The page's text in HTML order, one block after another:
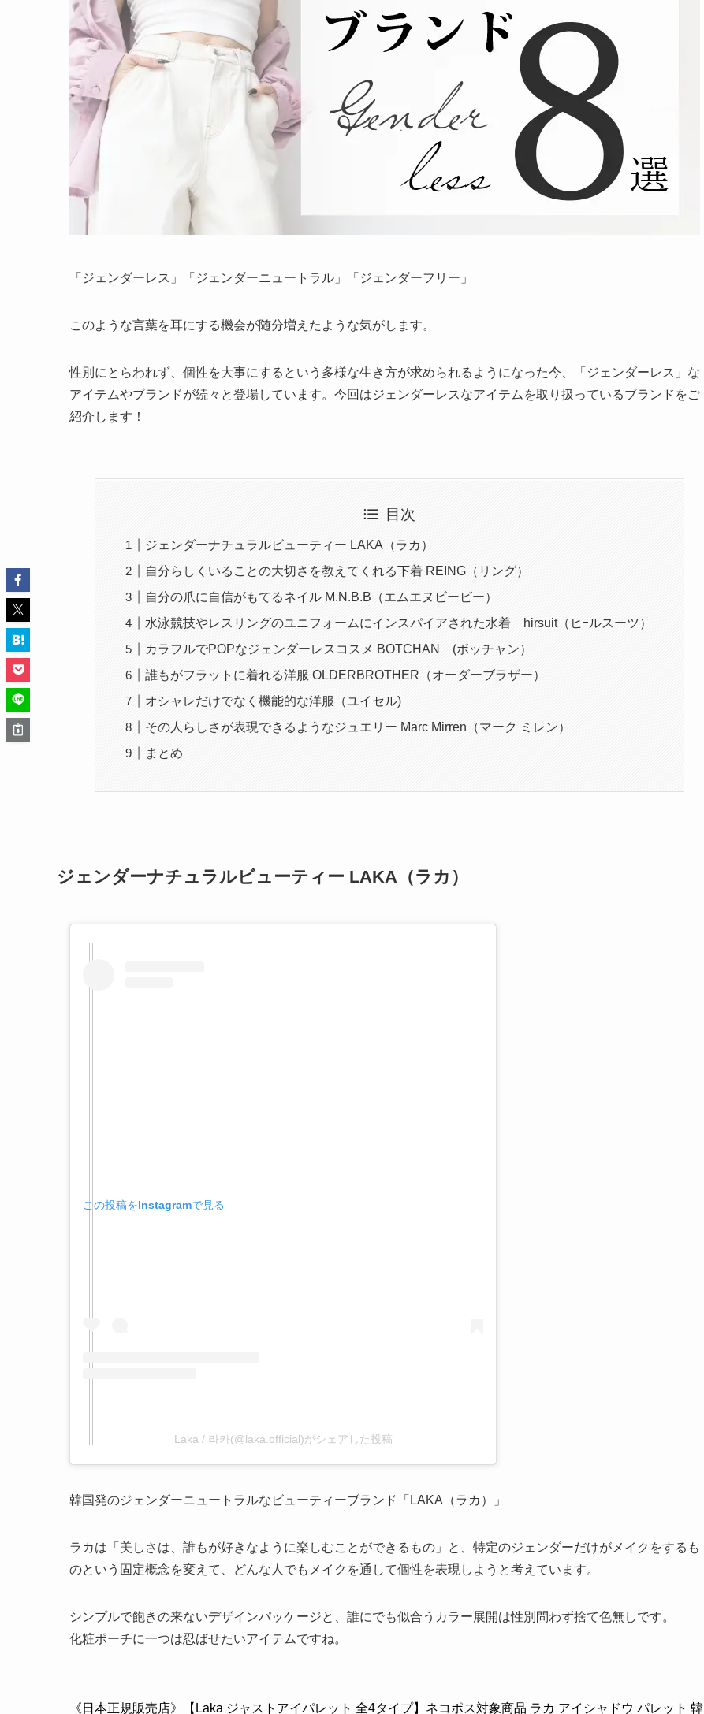
「ジェンダーレス」「ジェンダーニュートラル」「ジェンダーフリー」
このような言葉を耳にする機会が随分増えたような気がします。
性別にとらわれず、個性を大事にするという多様な生き方が求められるようになった今、「ジェンダーレス」な
アイテムやブランドが続々と登場しています。今回はジェンダーレスなアイテムを取り扱っているブランドをご
紹介します！
目次
ジェンダーナチュラルビューティー LAKA（ラカ）
自分らしくいることの大切さを教えてくれる下着 REING（リング）
自分の爪に自信がもてるネイル M.N.B.B（エムエヌビービー）
水泳競技やレスリングのユニフォームにインスパイアされた水着 hirsuit（ヒｰルスーツ）
カラフルでPOPなジェンダーレスコスメ BOTCHAN (ボッチャン）
誰もがフラットに着れる洋服 OLDERBROTHER（オーダーブラザー）
オシャレだけでなく機能的な洋服（ユイセル)
その人らしさが表現できるようなジュエリー Marc Mirren（マーク ミレン）
まとめ
ジェンダーナチュラルビューティー LAKA（ラカ）
この投稿をInstagramで見る
Laka / 라카(@laka.official)がシェアした投稿
韓国発のジェンダーニュートラルなビューティーブランド「LAKA（ラカ）」
ラカは「美しさは、誰もが好きなように楽しむことができるもの」と、特定のジェンダーだけがメイクをするも
のという固定概念を変えて、どんな人でもメイクを通して個性を表現しようと考えています。
シンプルで飽きの来ないデザインパッケージと、誰にでも似合うカラー展開は性別問わず捨て色無しです。
化粧ポーチに一つは忍ばせたいアイテムですね。
《日本正規販売店》【Laka ジャストアイパレット 全4タイプ】ネコポス対象商品 ラカ アイシャドウ パレット 韓